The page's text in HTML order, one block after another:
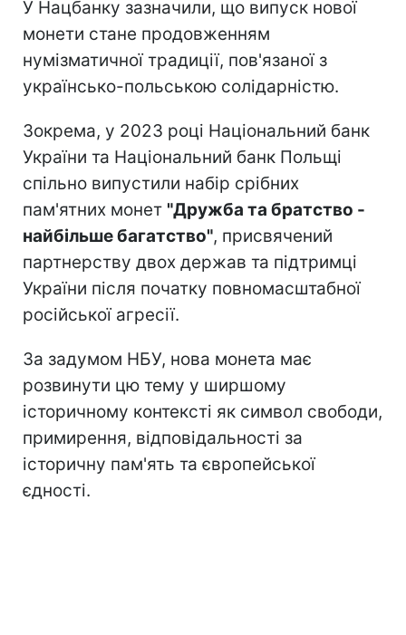
У Нацбанку зазначили, що випуск нової
монети стане продовженням
нумізматичної традиції, пов'язаної з
українсько-польською солідарністю.
Зокрема, у 2023 році Національний банк
України та Національний банк Польщі
спільно випустили набір срібних
пам'ятних монет "Дружба та братство -
найбільше багатство", присвячений
партнерству двох держав та підтримці
України після початку повномасштабної
російської агресії.
За задумом НБУ, нова монета має
розвинути цю тему у ширшому
історичному контексті як символ свободи,
примирення, відповідальності за
історичну пам'ять та європейської
єдності.